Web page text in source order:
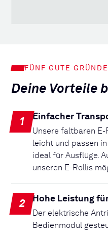
FÜNF GUTE GRÜNDE
Deine Vorteile
1 Einfacher
Unsere faltbaren
leicht und passen
ideal für Ausflüge.
unseren E-Rollis
2 Hohe Leistung
Der elektrische
Bedienmodul